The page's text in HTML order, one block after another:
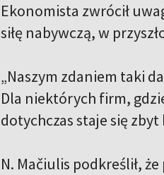
Ekonomista zwrócił
siłę nabywczą, w
„Naszym zdaniem taki
Dla niektórych firm,
dotychczas staje się
N. Mačiulis podkreślił,